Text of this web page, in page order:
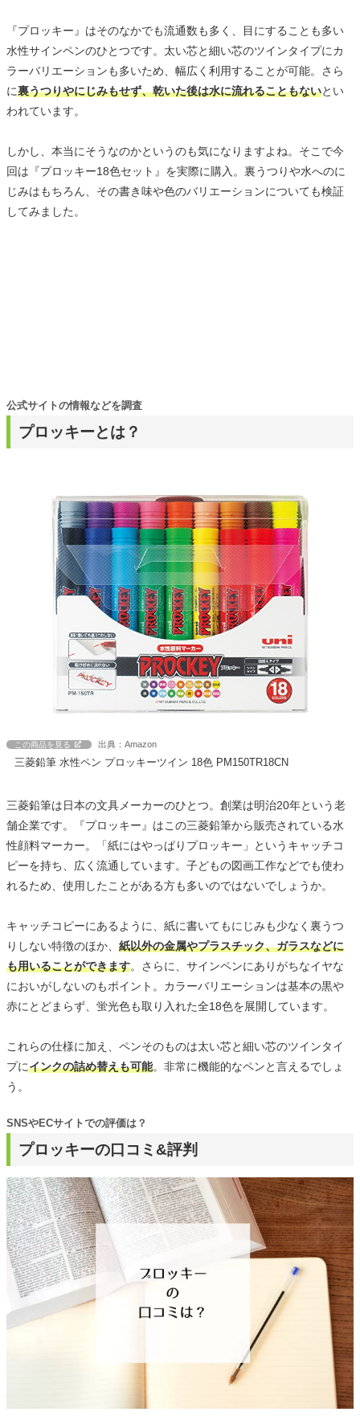
『プロッキー』はそのなかでも流通数も多く、目にすることも多い
水性サインペンのひとつです。太い芯と細い芯のツインタイプにカ
ラーバリエーションも多いため、幅広く利用することが可能。さら
に裏うつりやにじみもせず、乾いた後は水に流れることもないとい
われています。
しかし、本当にそうなのかというのも気になりますよね。そこで今
回は『プロッキー18色セット』を実際に購入。裏うつりや水へのに
じみはもちろん、その書き味や色のバリエーションについても検証
してみました。
プロッキーとは？
公式サイトの情報などを調査
この商品を見る 出典：Amazon
三菱鉛筆 水性ペン プロッキーツイン 18色 PM150TR18CN
三菱鉛筆は日本の文具メーカーのひとつ。創業は明治20年という老
舗企業です。『プロッキー』はこの三菱鉛筆から販売されている水
性顔料マーカー。「紙にはやっぱりプロッキー」というキャッチコ
ピーを持ち、広く流通しています。子どもの図画工作などでも使わ
れるため、使用したことがある方も多いのではないでしょうか。
キャッチコピーにあるように、紙に書いてもにじみも少なく裏うつ
りしない特徴のほか、 紙以外の金属やプラスチック、ガラスなどに
も用いることができます。さらに、サインペンにありがちなイヤな
においがしないのもポイント。カラーバリエーションは基本の黒や
赤にとどまらず、蛍光色も取り入れた全18色を展開しています。
これらの仕様に加え、ペンそのものは太い芯と細い芯のツインタイ
プにインクの詰め替えも可能。非常に機能的なペンと言えるでしょ
う。
プロッキーの口コミ&評判
SNSやECサイトでの評価は？